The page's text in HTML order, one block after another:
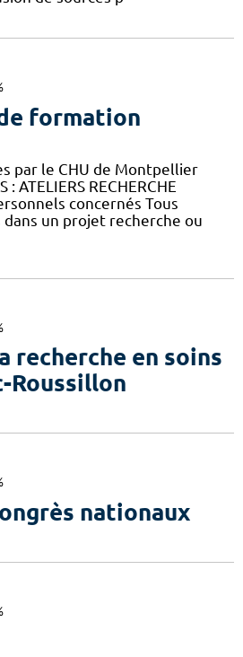
formation
par le CHU de Montpellier
: ATELIERS RECHERCHE
concernés Tous
un projet recherche ou
recherche en soins
Roussillon
nationaux